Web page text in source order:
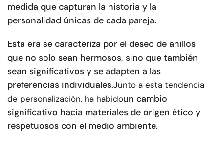
medida que capturan la historia y la
personalidad únicas de cada pareja.
Esta era se caracteriza por el deseo de anillos
que no solo sean hermosos, sino que también
sean significativos y se adapten a las
preferencias individuales.Junto a esta tendencia
de personalización, ha habidoun cambio
significativo hacia materiales de origen ético y
respetuosos con el medio ambiente.